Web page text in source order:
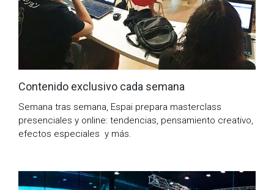
Contenido exclusivo cada semana
Semana tras semana, Espai prepara masterclass
presenciales y online: tendencias, pensamiento creativo,
efectos especiales y más.